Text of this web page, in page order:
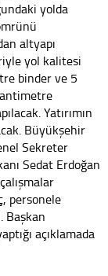
yolda
altyapı
yol kalitesi
binder ve 5
Yatırımın
Büyükşehir
Sekreter
Sedat Erdoğan
personele
Başkan
açıklamada